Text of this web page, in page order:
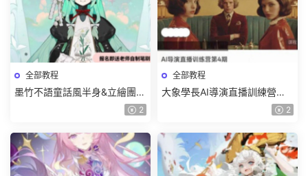
全部教程
墨竹不語童話風半身&立繪團練
課2026【畫質高清有課件筆 2
全部教程
大象學長AI導演直播訓練營第4
期2026【畫質高清有資料】 2